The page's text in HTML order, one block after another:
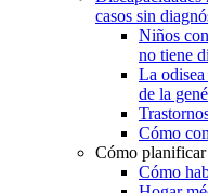
casos sin
Niños
no tiene
La
de la
Cómo
Cómo
Cómo